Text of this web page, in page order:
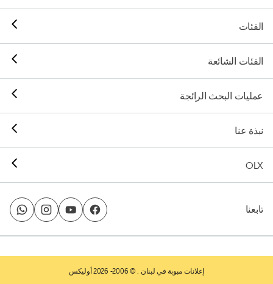
الفئات
الفئات الشائعة
عمليات البحث الرائجة
نبذة عنا
OLX
تابعنا
إعلانات مبوبة في لبنان . © 2006- 2026 أوليكس